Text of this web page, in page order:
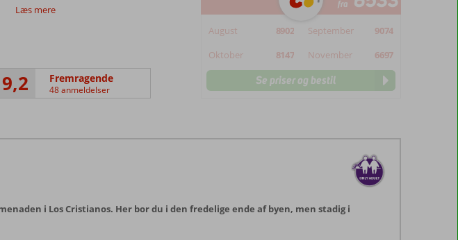
Læs mere
9,2 Fremragende
48 anmeldelser
fra
August 8902 September
9074
Oktober
8147 November 6697
Se priser og bestil
i Los Cristianos. Her bor du i den fredelige ende af byen, men stadig i